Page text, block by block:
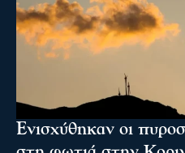
Ενισχύθηκαν οι